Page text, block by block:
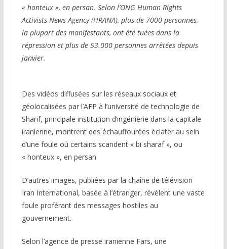
« honteux », en persan. Selon l’ONG Human Rights
Activists News Agency (HRANA), plus de 7000 personnes,
la plupart des manifestants, ont été tuées dans la
répression et plus de 53.000 personnes arrêtées depuis
janvier.
Des vidéos diffusées sur les réseaux sociaux et
géolocalisées par l’AFP à l’université de technologie de
Sharif, principale institution d’ingénierie dans la capitale
iranienne, montrent des échauffourées éclater au sein
d’une foule où certains scandent « bi sharaf », ou
« honteux », en persan.
D’autres images, publiées par la chaîne de télévision
Iran International, basée à l’étranger, révèlent une vaste
foule proférant des messages hostiles au
gouvernement.
Selon l’agence de presse iranienne Fars, une